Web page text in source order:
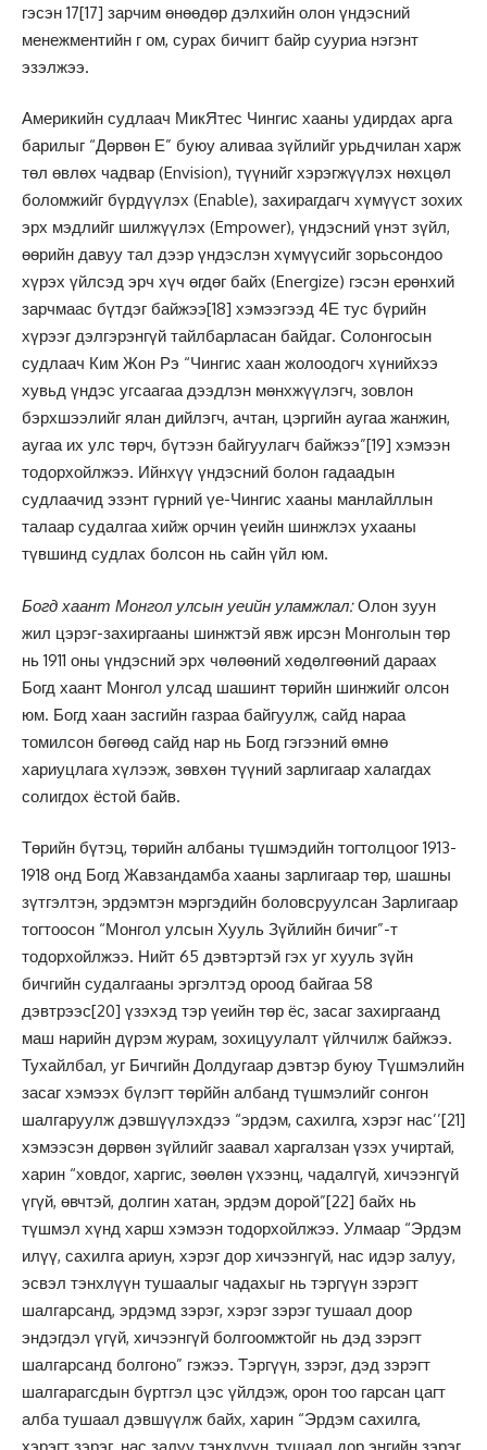
гэсэн 17[17] зарчим өнөөдөр дэлхийн олон үндэсний
менежментийн г ом, сурах бичигт байр сууриа нэгэнт
эзэлжээ.
Америкийн судлаач МикЯтес Чингис хааны удирдах арга
барилыг “Дөрвөн Е” буюу аливаа зүйлийг урьдчилан харж
төл өвлөх чадвар (Envision), түүнийг хэрэгжүүлэх нөхцөл
боломжийг бүрдүүлэх (Enable), захирагдагч хүмүүст зохих
эрх мэдлийг шилжүүлэх (Empower), үндэсний үнэт зүйл,
өөрийн давуу тал дээр үндэслэн хүмүүсийг зорьсондоо
хүрэх үйлсэд эрч хүч өгдөг байх (Energize) гэсэн ерөнхий
зарчмаас бүтдэг байжээ[18] хэмээгээд 4Е тус бүрийн
хүрээг дэлгэрэнгүй тайлбарласан байдаг. Солонгосын
судлаач Ким Жон Рэ “Чингис хаан жолоодогч хүнийхээ
хувьд үндэс угсаагаа дээдлэн мөнхжүүлэгч, зовлон
бэрхшээлийг ялан дийлэгч, ачтан, цэргийн аугаа жанжин,
аугаа их улс төрч, бүтээн байгуулагч байжээ”[19] хэмээн
тодорхойлжээ. Ийнхүү үндэсний болон гадаадын
судлаачид эзэнт гүрний үе-Чингис хааны манлайллын
талаар судалгаа хийж орчин үеийн шинжлэх ухааны
түвшинд судлах болсон нь сайн үйл юм.
Богд хаант Монгол улсын уеийн уламжлал:Олон зуун
жил цэрэг-захиргааны шинжтэй явж ирсэн Монголын төр
нь 1911 оны үндэсний эрх чөлөөний хөдөлгөөний дараах
Богд хаант Монгол улсад шашинт төрийн шинжийг олсон
юм. Богд хаан засгийн газраа байгуулж, сайд нараа
томилсон бөгөөд сайд нар нь Богд гэгээний өмнө
хариуцлага хүлээж, зөвхөн түүний зарлигаар халагдах
солигдох ёстой байв.
Төрийн бүтэц, төрийн албаны түшмэдийн тогтолцоог 1913-
1918 онд Богд Жавзандамба хааны зарлигаар төр, шашны
зүтгэлтэн, эрдэмтэн мэргэдийн боловсруулсан Зарлигаар
тогтоосон “Монгол улсын Хууль Зүйлийн бичиг”-т
тодорхойлжээ. Нийт 65 дэвтэртэй гэх уг хууль зүйн
бичгийн судалгааны эргэлтэд ороод байгаа 58
дэвтрээс[20] үзэхэд тэр үеийн төр ёс, засаг захиргаанд
маш нарийн дүрэм журам, зохицуулалт үйлчилж байжээ.
Тухайлбал, уг Бичгийн Долдугаар дэвтэр буюу Түшмэлийн
засаг хэмээх бүлэгт төрййн албанд түшмэлийг сонгон
шалгаруулж дэвшүүлэхдээ “эрдэм, сахилга, хэрэг нас’’[21]
хэмээсэн дөрвөн зүйлийг заавал харгалзан үзэх учиртай,
харин “ховдог, харгис, зөөлөн үхээнц, чадалгүй, хичээнгүй
үгүй, өвчтэй, долгин хатан, эрдэм дорой”[22] байх нь
түшмэл хүнд харш хэмээн тодорхойлжээ. Улмаар “Эрдэм
илүү, сахилга ариун, хэрэг дор хичээнгүй, нас идэр залуу,
эсвэл тэнхлүүн тушаалыг чадахыг нь тэргүүн зэрэгт
шалгарсанд, эрдэмд зэрэг, хэрэг зэрэг тушаал доор
эндэгдэл үгүй, хичээнгүй болгоомжтойг нь дэд зэрэгт
шалгарсанд болгоно” гэжээ. Тэргүүн, зэрэг, дэд зэрэгт
шалгарагсдын бүртгэл цэс үйлдэж, орон тоо гарсан цагт
алба тушаал дэвшүүлж байх, харин “Эрдэм сахилга,